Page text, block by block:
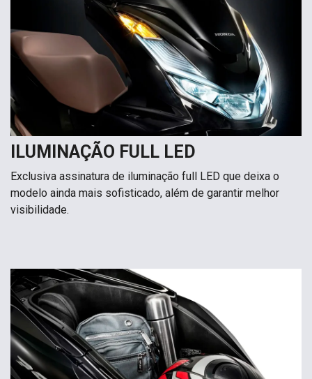
ILUMINAÇÃO FULL LED
Exclusiva assinatura de iluminação full LED que deixa o
modelo ainda mais sofisticado, além de garantir melhor
visibilidade.